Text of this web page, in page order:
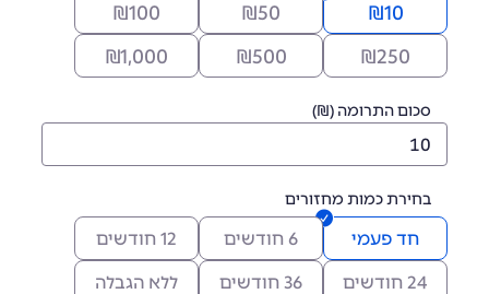
10
₪
50
₪
100
₪
250
₪
500
₪
1,000
₪
סכום התרומה (₪)
בחירת כמות מחזורים
חד פעמי 6 חודשים 12 חודשים
24 חודשים 36 חודשים ללא הגבלה